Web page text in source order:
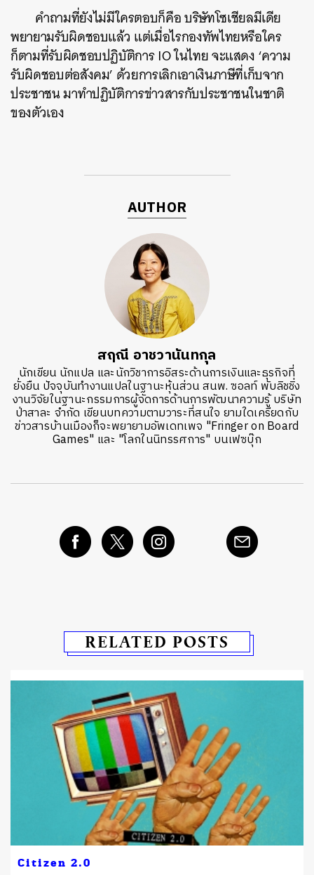
คำถามที่ยังไม่มีใครตอบก็คือบริษัทโซเชียลมีเดีย
พยายามรับผิดชอบแล้ว แต่เมื่อไรกองทัพไทยหรือใคร
ก็ตามที่รับผิดชอบปฏิบัติการIOในไทยจะแสดง‘ความ
รับผิดชอบต่อสังคม’ ด้วยการเลิกเอาเงินภาษีที่เก็บจาก
ประชาชนมาทำปฏิบัติการข่าวสารกับประชาชนในชาติ
ของตัวเอง
AUTHOR
สฤณี อาชวานันทกุล
นักเขียน นักแปล และนักวิชาการอิสระด้านการเงินและธุรกิจที่
ยั่งยืน ปัจจุบันทำงานแปลในฐานะหุ้นส่วน สนพ. ซอลท์ พับลิชชิ่ง
งานวิจัยในฐานะกรรมการผู้จัดการด้านการพัฒนาความรู้ บริษัท
ป่าสาละ จำกัด เขียนบทความตามวาระที่สนใจ ยามใดเครียดกับ
ข่าวสารบ้านเมืองก็จะพยายามอัพเดทเพจ "Fringer on Board
Games" และ "โลกในนิทรรศการ" บนเฟซบุ๊ก
RELATED POSTS
Citizen 2.0